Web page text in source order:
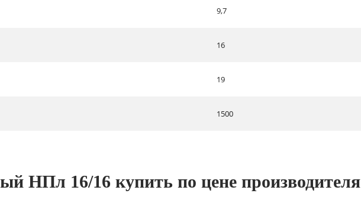
9,7
16
19
1500
НПл 16/16 купить по цене производителя